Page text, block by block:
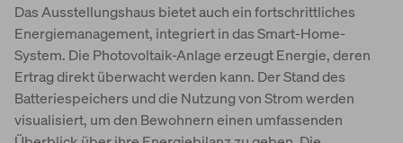
Das Ausstellungshaus bietet auch ein fortschrittliches
Energiemanagement, integriert in das Smart-Home-
System. Die Photovoltaik-Anlage erzeugt Energie, deren
Ertrag direkt überwacht werden kann. Der Stand des
Batteriespeichers und die Nutzung von Strom werden
visualisiert, um den Bewohnern einen umfassenden